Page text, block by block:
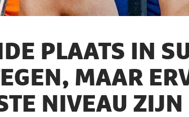
PLAATS IN
MAAR
NIVEAU ZIJN